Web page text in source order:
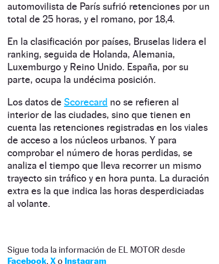
automovilista de París sufrió retenciones por un
total de 25 horas, y el romano, por 18,4.
En la clasificación por países, Bruselas lidera el
ranking, seguida de Holanda, Alemania,
Luxemburgo y Reino Unido. España, por su
parte, ocupa la undécima posición.
Los datos de Scorecard no se refieren al
interior de las ciudades, sino que tienen en
cuenta las retenciones registradas en los viales
de acceso a los núcleos urbanos. Y para
comprobar el número de horas perdidas, se
analiza el tiempo que lleva recorrer un mismo
trayecto sin tráfico y en hora punta. La duración
extra es la que indica las horas desperdiciadas
al volante.
Sigue toda la información de EL MOTOR desde
Facebook, Xo Instagram